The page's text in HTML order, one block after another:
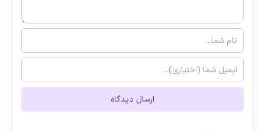
ارسال دیدگاه